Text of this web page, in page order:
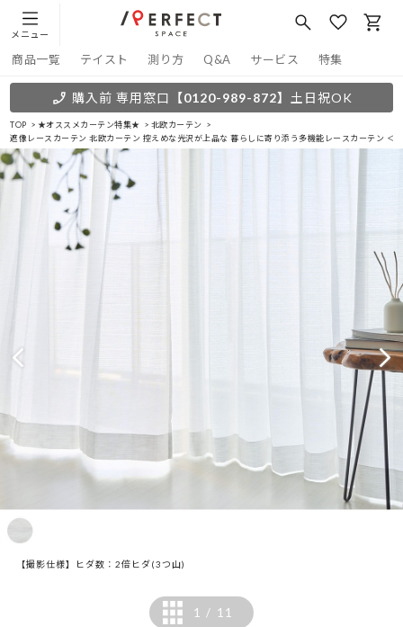
メニュー
商品一覧 テイスト 測り方 Q&A サービス 特集
購入前 専用窓口 【0120-989-872】 土日祝OK
TOP ★オススメカーテン特集★
北欧カーテン
遮像レースカーテン 北欧カーテン 控えめな光沢が上品な 暮らしに寄り添う多機能レースカーテン ＜
【撮影仕様】ヒダ数：2倍ヒダ(3つ山)
1 / 11